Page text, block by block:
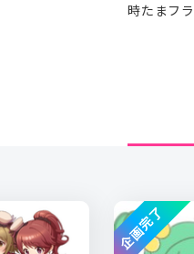
時たまフ
企画完了